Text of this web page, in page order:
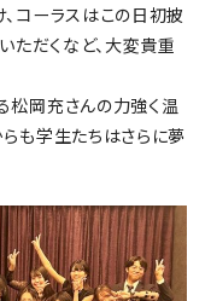
コーラスはこの日初披
だくなど、大変貴重
松岡充さんの力強く温
も学生たちはさらに夢